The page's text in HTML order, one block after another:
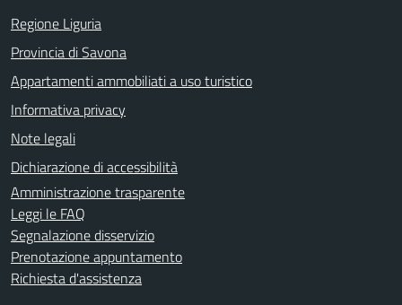
Regione Liguria
Provincia di Savona
Appartamenti ammobiliati a uso turistico
Informativa privacy
Note legali
Dichiarazione di accessibilità
Amministrazione trasparente
Leggi le FAQ
Segnalazione disservizio
Prenotazione appuntamento
Richiesta d'assistenza